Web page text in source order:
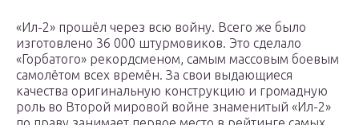
«Ил-2» прошёл через всю войну. Всего же было
изготовлено 36 000 штурмовиков. Это сделало
«Горбатого» рекордсменом, самым массовым боевым
самолётом всех времён. За свои выдающиеся
качества оригинальную конструкцию и громадную
роль во Второй мировой войне знаменитый «Ил-2»